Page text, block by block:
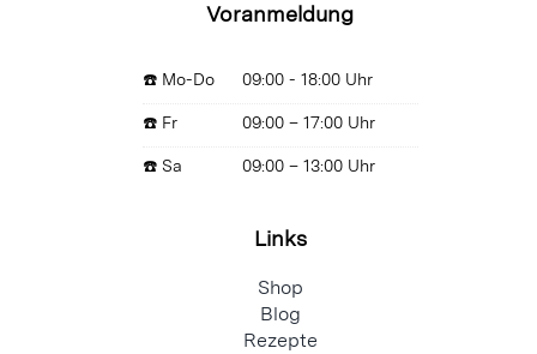
Voranmeldung
☎️ Mo-Do 09:00 - 18:00 Uhr
☎️ Fr 09:00 – 17:00 Uhr
☎️ Sa 09:00 – 13:00 Uhr
Links
Shop
Blog
Rezepte